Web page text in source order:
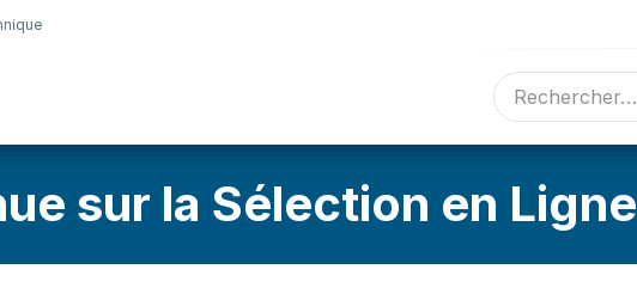
Sélection en ligne Contact
sur la Sélection en Ligne